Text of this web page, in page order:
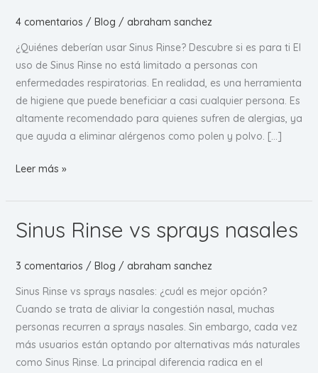
4 comentarios / Blog / abraham sanchez
¿Quiénes deberían usar Sinus Rinse? Descubre si es para ti El
uso de Sinus Rinse no está limitado a personas con
enfermedades respiratorias. En realidad, es una herramienta
de higiene que puede beneficiar a casi cualquier persona. Es
altamente recomendado para quienes sufren de alergias, ya
que ayuda a eliminar alérgenos como polen y polvo. […]
¿Quiénes
usar
Sinus
Rinse?
Leer más »
Sinus Rinse vs sprays nasales
3 comentarios / Blog / abraham sanchez
Sinus Rinse vs sprays nasales: ¿cuál es mejor opción?
Cuando se trata de aliviar la congestión nasal, muchas
personas recurren a sprays nasales. Sin embargo, cada vez
más usuarios están optando por alternativas más naturales
como Sinus Rinse. La principal diferencia radica en el